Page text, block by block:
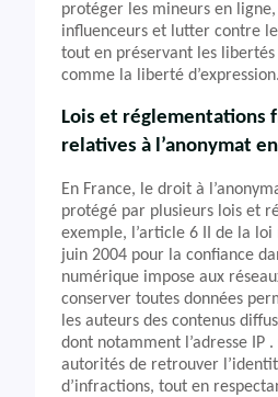
protéger les mineurs en
influenceurs et lutter contre
tout en préservant les
comme la liberté d’expression.
Lois et réglementations
relatives à l’anonymat
En France, le droit à
protégé par plusieurs lois et
exemple, l’article 6 II de la loi
juin 2004 pour la confiance
numérique impose aux
conserver toutes données
les auteurs des contenus
dont notamment l’adresse IP
autorités de retrouver
d’infractions, tout en